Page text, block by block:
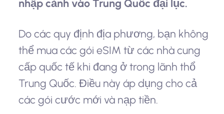
nhập cảnh vào Trung Quốc đại lục.
Do các quy định địa phương, bạn không
thể mua các gói eSIM từ các nhà cung
cấp quốc tế khi đang ở trong lãnh thổ
Trung Quốc. Điều này áp dụng cho cả
các gói cước mới và nạp tiền.